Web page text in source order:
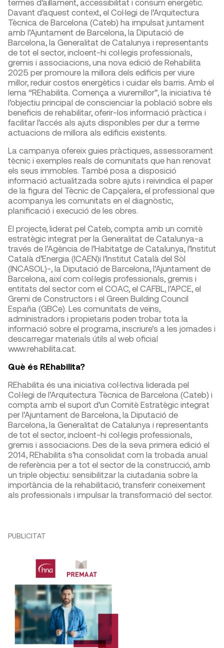
termes d’aïllament, accessibilitat i consum energètic.
Davant d’aquest context, el Col·legi de l’Arquitectura
Tècnica de Barcelona (Cateb) ha impulsat juntament
amb l’Ajuntament de Barcelona, la Diputació de
Barcelona, la Generalitat de Catalunya i representants
de tot el sector, incloent-hi col·legis professionals,
gremis i associacions, una nova edició de Rehabilita
2025 per promoure la millora dels edificis per viure
millor, reduir costos energètics i cuidar els barris. Amb el
lema “REhabilita. Comença a viuremillor”, la iniciativa té
l’objectiu principal de conscienciar la població sobre els
beneficis de rehabilitar, oferir-los informació pràctica i
facilitar l’accés als ajuts disponibles per dur a terme
actuacions de millora als edificis existents.
La campanya ofereix guies pràctiques, assessorament
tècnic i exemples reals de comunitats que han renovat
els seus immobles. També posa a disposició
informació actualitzada sobre ajuts i reivindica el paper
de la figura del Tècnic de Capçalera, el professional que
acompanya les comunitats en el diagnòstic,
planificació i execució de les obres.
El projecte, liderat pel Cateb, compta amb un comitè
estratègic integrat per la Generalitat de Catalunya-a
través de l’Agència de l’Habitatge de Catalunya, l’Institut
Català d’Energia (ICAEN)i l’Institut Català del Sòl
(INCASOL)-, la Diputació de Barcelona, l’Ajuntament de
Barcelona, així com col·legis professionals, gremis i
entitats del sector com el COAC, el CAFBL, l’APCE, el
Gremi de Constructors i el Green Building Council
España (GBCe). Les comunitats de veïns,
administradors i propietaris poden trobar tota la
informació sobre el programa, inscriure’s a les jornades i
descarregar materials útils al web oficial
www.rehabilita.cat.
Què és REhabilita?
REhabilita és una iniciativa col·lectiva liderada pel
Col·legi de l’Arquitectura Tècnica de Barcelona (Cateb) i
compta amb el suport d’un Comitè Estratègic integrat
per l’Ajuntament de Barcelona, la Diputació de
Barcelona, la Generalitat de Catalunya i representants
de tot el sector, incloent-hi col·legis professionals,
gremis i associacions. Des de la seva primera edició el
2014, REhabilita s’ha consolidat com la trobada anual
de referència per a tot el sector de la construcció, amb
un triple objectiu: sensibilitzar la ciutadania sobre la
importància de la rehabilitació, transferir coneixement
als professionals i impulsar la transformació del sector.
PUBLICITAT